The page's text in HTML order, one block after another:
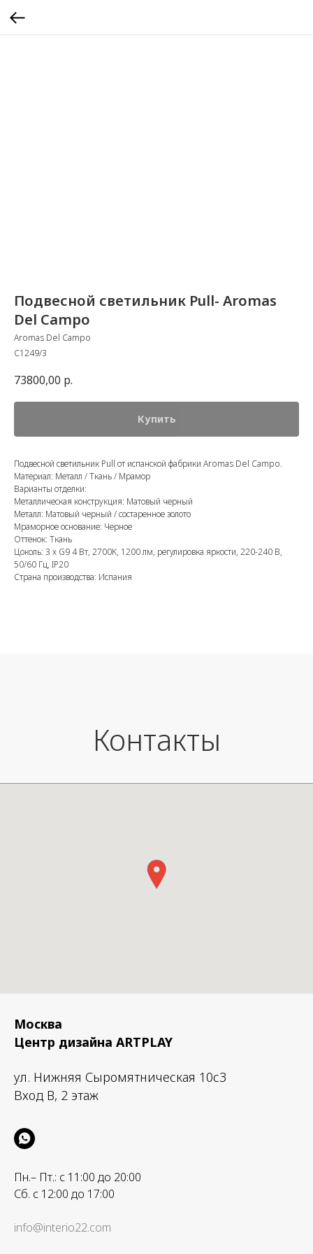
Подвесной светильник Pull- Aromas
Del Campo
Aromas Del Campo
C1249/3
73800,00 р.
Купить
Подвесной светильник Pull от испанской фабрики Aromas Del Campo.
Материал: Металл / Ткань / Мрамор
Варианты отделки:
Металлическая конструкция: Матовый черный
Металл: Матовый черный / состаренное золото
Мраморное основание: Черное
Оттенок: Ткань
Цоколь: 3 x G9 4 Вт, 2700K, 1200 лм, регулировка яркости, 220-240 В,
50/60 Гц, IP20
Страна производства: Испания
Контакты
Москва
Центр дизайна ARTPLAY
ул. Нижняя Сыромятническая 10с3
Вход B, 2 этаж
Пн.– Пт.: с 11:00 до 20:00
Сб. с 12:00 до 17:00
info@interio22.com